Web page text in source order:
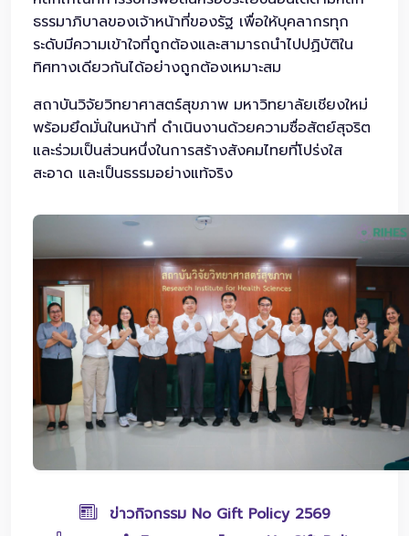
ธรรมาภิบาลของเจ้าหน้าที่ของรัฐ เพื่อให้บุคลากรทุก
ระดับมีความเข้าใจที่ถูกต้องและสามารถนำไปปฏิบัติใน
ทิศทางเดียวกันได้อย่างถูกต้องเหมาะสม
สถาบันวิจัยวิทยาศาสตร์สุขภาพ มหาวิทยาลัยเชียงใหม่
พร้อมยึดมั่นในหน้าที่ ดำเนินงานด้วยความซื่อสัตย์สุจริต
และร่วมเป็นส่วนหนึ่งในการสร้างสังคมไทยที่โปร่งใส
สะอาด และเป็นธรรมอย่างแท้จริง
ข่าวกิจกรรม No Gift Policy 2569